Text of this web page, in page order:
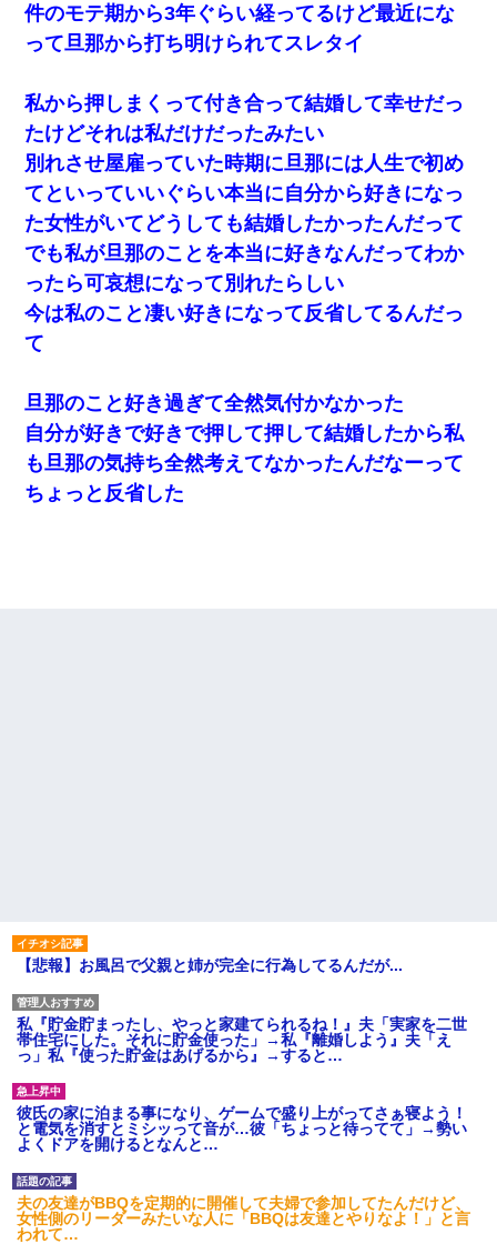
件のモテ期から3年ぐらい経ってるけど最近にな
って旦那から打ち明けられてスレタイ
私から押しまくって付き合って結婚して幸せだっ
たけどそれは私だけだったみたい
別れさせ屋雇っていた時期に旦那には人生で初め
てといっていいぐらい本当に自分から好きになっ
た女性がいてどうしても結婚したかったんだって
でも私が旦那のことを本当に好きなんだってわか
ったら可哀想になって別れたらしい
今は私のこと凄い好きになって反省してるんだっ
て
旦那のこと好き過ぎて全然気付かなかった
自分が好きで好きで押して押して結婚したから私
も旦那の気持ち全然考えてなかったんだなーって
ちょっと反省した
【悲報】お風呂で父親と姉が完全に行為してるんだが...
私『貯金貯まったし、やっと家建てられるね！』夫「実家を二世
帯住宅にした。それに貯金使った」→私『離婚しよう』夫「え
っ」私『使った貯金はあげるから』→すると…
彼氏の家に泊まる事になり、ゲームで盛り上がってさぁ寝よう！
と電気を消すとミシッって音が…彼「ちょっと待ってて」→勢い
よくドアを開けるとなんと…
夫の友達がBBQを定期的に開催して夫婦で参加してたんだけど、
女性側のリーダーみたいな人に「BBQは友達とやりなよ！」と言
われて…